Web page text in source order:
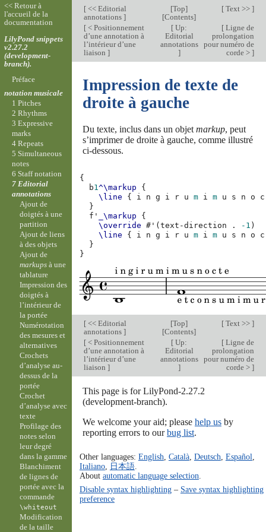
[<< Editorial
annotations ]
[Top]
[Contents]
[Text >> ]
[< Positionnement
d’une annotation à
l’intérieur d’une
liaison ]
[ Up:
Editorial
annotations
]
[Ligne de
prolongation
pour numéro de
corde > ]
Impression de texte de
droite à gauche
Du texte, inclus dans un objet markup, peut
s’imprimer de droite à gauche, comme illustré
ci-dessous.
{
b1^\markup
{
\line
{ i n g i r u m i m u s n o
c
}
f'
_\markup
{
\override
# ' (text-direction . -1 )
\line
{ i n g i r u m i m u s n o
c
}
}
[<< Editorial
annotations ]
[Top]
[Contents]
[Text >> ]
[< Positionnement
d’une annotation à
l’intérieur d’une
liaison ]
[ Up:
Editorial
annotations
]
[Ligne de
prolongation
pour numéro de
corde > ]
This page is for LilyPond-2.27.2
(development-branch).
We welcome your aid; please help usby
reporting errors to ourbug list.
Other languages: English Català, Deutsch Español
Italiano, 日本語.
About automatic language selection
Disable syntax highlighting– Save syntax highlighting
preference
<< Retour à
l'accueil de la
documentation
LilyPond snippets
v2.27.2
(development-
branch).
Préface
notation musicale
1 Pitches
2 Rhythms
3 Expressive
marks
4 Repeats
5 Simultaneous
notes
6 Staff notation
7 Editorial
annotations
Ajout de
doigtés à une
partition
Ajout de liens
à des objets
Ajout de
markups à une
tablature
Impression des
doigtés à
l’intérieur de
la portée
Numérotation
des mesures et
alternatives
Crochets
d’analyse au-
dessus de la
portée
Crochet
d’analyse avec
texte
Profilage des
notes selon
leur degré
dans la gamme
Blanchiment
de lignes de
portée avec la
commande
\whiteout
Modification
de la taille